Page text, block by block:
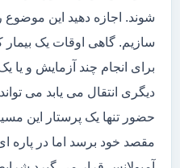
شوند. اجازه دهید این موضوع
سازیم. گاهی اوقات یک
برای انجام چند آزمایش و یا
دیگری انتقال می یابد می
حضور تنها یک پرستار این
مقصد خود برسد اما در پاره